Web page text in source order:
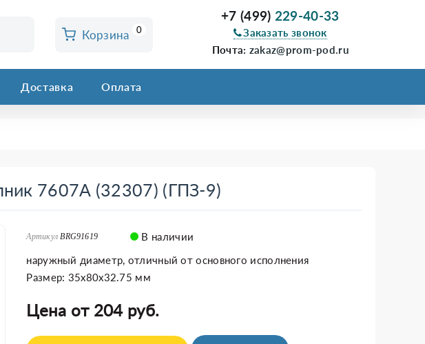
Корзина 0
+7 (499) 229-40-33
Заказать звонок
Почта: zakaz@prom-pod.ru
Доставка Оплата
7607А (32307) (ГПЗ-9)
Артикул BRG91619
В наличии
наружный диаметр, отличный от основного исполнения
Размер: 35x80x32.75 мм
Цена от 204 руб.